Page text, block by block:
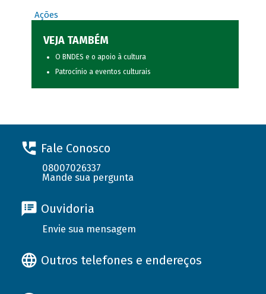
Ações
VEJA TAMBÉM
O BNDES e o apoio à cultura
Patrocínio a eventos culturais
Fale Conosco
08007026337
Mande sua pergunta
Ouvidoria
Envie sua mensagem
Outros telefones e endereços